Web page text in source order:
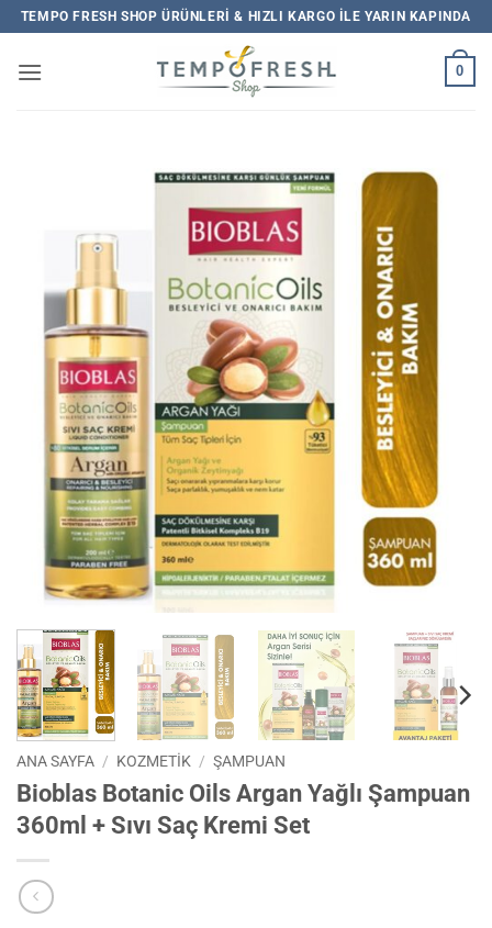
İçeriğe
atla
TEMPO FRESH SHOP ÜRÜNLERI & HIZLI KARGO ILE YARIN KAPINDA
0
ANA SAYFA / KOZMETİK / ŞAMPUAN
Bioblas Botanic Oils Argan Yağlı Şampuan
360ml + Sıvı Saç Kremi Set